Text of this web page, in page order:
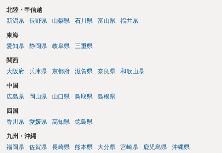
北陸・甲信越
新潟県
長野県 山梨県 石川県 富山県 福井県
東海
愛知県
静岡県 岐阜県 三重県
関西
大阪府
兵庫県 京都府 滋賀県 奈良県 和歌山県
中国
広島県
岡山県 山口県 鳥取県 島根県
四国
香川県
愛媛県 高知県 徳島県
九州・沖縄
福岡県
佐賀県 長崎県 熊本県 大分県 宮崎県 鹿児島県 沖縄県